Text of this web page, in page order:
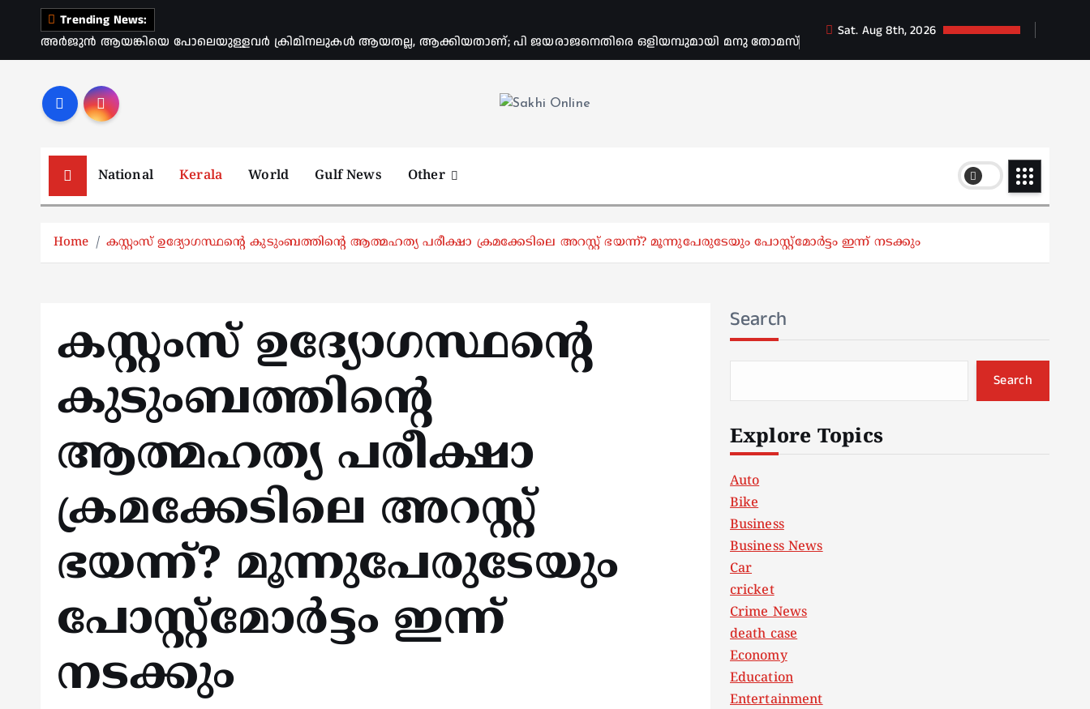
Trending News:
അർജുൻ ആയങ്കിയെ പോലെയുള്ളവർ ക്രിമിനലുകൾ ആയതല്ല, ആക്കിയതാണ്; പി ജയരാജനെതിരെ ഒളിയമ്പുമായി മനു തോമസ്
Sat. Aug 8th, 2026
National Kerala World Gulf News Other
Home കസ്റ്റംസ് ഉദ്യോഗസ്ഥന്റെ കുടുംബത്തിന്റെ ആത്മഹത്യ പരീക്ഷാ ക്രമക്കേടിലെ അറസ്റ്റ് ഭയന്ന്? മൂന്നുപേരുടേയും പോസ്റ്റ്‌മോര്‍ട്ടം ഇന്ന് നടക്കും
കസ്റ്റംസ് ഉദ്യോഗസ്ഥന്റെ
കുടുംബത്തിന്റെ
ആത്മഹത്യ പരീക്ഷാ
ക്രമക്കേടിലെ അറസ്റ്റ്
ഭയന്ന്? മൂന്നുപേരുടേയും
പോസ്റ്റ്‌മോര്‍ട്ടം ഇന്ന്
നടക്കും
Search
Search
Explore Topics
Auto
Bike
Business
Business News
Car
cricket
Crime News
death case
Economy
Education
Entertainment